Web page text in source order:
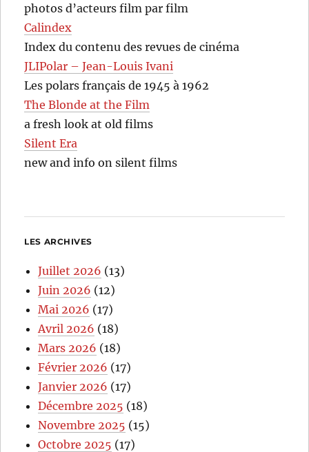
photos d’acteurs film par film
Calindex
Index du contenu des revues de cinéma
JLIPolar – Jean-Louis Ivani
Les polars français de 1945 à 1962
The Blonde at the Film
a fresh look at old films
Silent Era
new and info on silent films
LES ARCHIVES
Juillet 2026 (13)
Juin 2026 (12)
Mai 2026 (17)
Avril 2026 (18)
Mars 2026 (18)
Février 2026 (17)
Janvier 2026 (17)
Décembre 2025 (18)
Novembre 2025 (15)
Octobre 2025 (17)